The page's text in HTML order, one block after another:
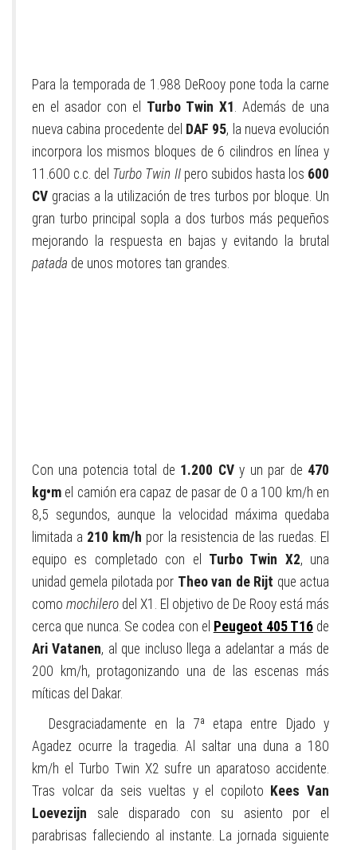
Para la temporada de 1.988 DeRooy pone toda la carne
en el asador con el Turbo Twin X1 . Además de una
nueva cabina procedente del DAF 95, la nueva evolución
incorpora los mismos bloques de 6 cilindros en línea y
11.600 c.c. del Turbo Twin IIpero subidos hasta los 600
CV gracias a la utilización de tres turbos por bloque. Un
gran turbo principal sopla a dos turbos más pequeños
mejorando la respuesta en bajas y evitando la brutal
patada de unos motores tan grandes.
Con una potencia total de 1.200 CVy un par de 470
kg•m el camión era capaz de pasar de 0 a 100 km/h en
8,5 segundos, aunque la velocidad máxima quedaba
limitada a 210 km/h por la resistencia de las ruedas. El
equipo es completado con el Turbo Twin X2, una
unidad gemela pilotada por Theo van de Rijt que actua
como mochilero del X1. El objetivo de De Rooy está más
cerca que nunca. Se codea con el Peugeot 405 T16de
Ari Vatanen, al que incluso llega a adelantar a más de
200 km/h, protagonizando una de las escenas más
míticas del Dakar.
Desgraciadamente en la 7ª etapa entre Djado y
Agadez ocurre la tragedia. Al saltar una duna a 180
km/h el Turbo Twin X2 sufre un aparatoso accidente.
Tras volcar da seis vueltas y el copiloto Kees Van
Loevezijn sale disparado con su asiento por el
parabrisas falleciendo al instante. La jornada siguiente